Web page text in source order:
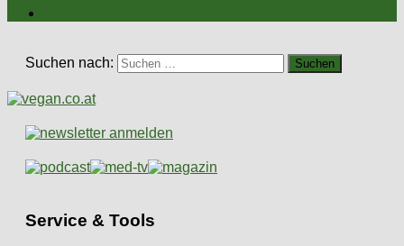
Suchen nach:
Service & Tools